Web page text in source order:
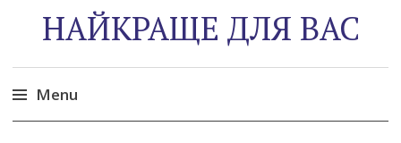
НАЙКРАЩЕ ДЛЯ ВАС
Menu